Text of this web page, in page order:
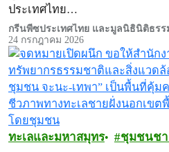
ประเทศไทย…
กรีนพีซประเทศไทย และมูลนิธินิติธรร
24 กรกฎาคม 2026
ทะเลและมหาสมุทร ชุมชนชา